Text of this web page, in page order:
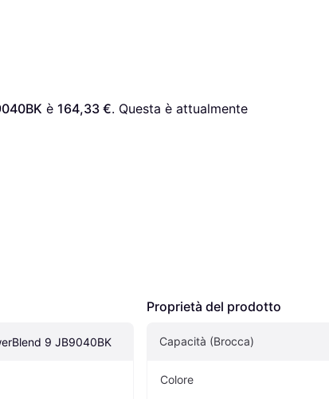
è 164,33 €. Questa è attualmente
9 JB9040BK
Proprietà del prodotto
Capacità (Brocca)
Colore